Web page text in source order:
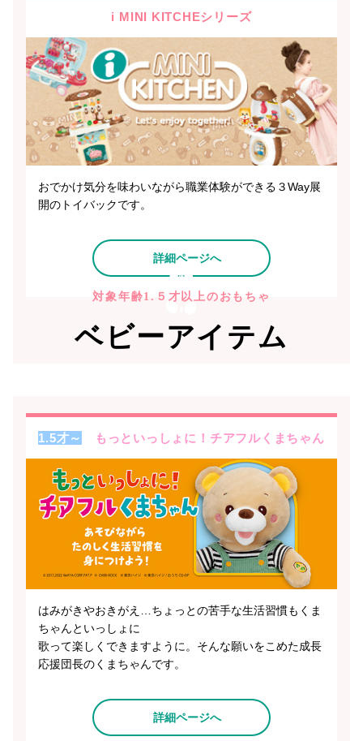
i MINI KITCHEシリーズ
おでかけ気分を味わいながら職業体験ができる３Way展
開のトイバックです。
詳細ページへ
対象年齢1.５才以上のおもちゃ
ベビーアイテム
1.5才～ もっといっしょに！チアフルくまちゃん
はみがきやおきがえ…ちょっとの苦手な生活習慣もくま
ちゃんといっしょに
歌って楽しくできますように。そんな願いをこめた成長
応援団長のくまちゃんです。
詳細ページへ